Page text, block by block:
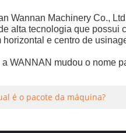
Wannan Machinery Co.,
alta tecnologia que possui
horizontal e centro de
a WANNAN mudou o nome
é o pacote da máquina?